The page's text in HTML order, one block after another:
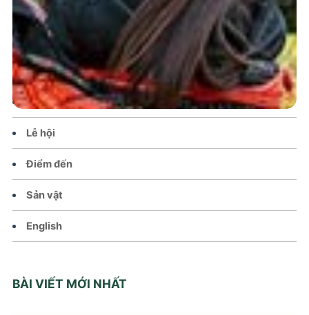
Trang chủ
Tin tức – Sự kiện
Chính sách
Văn hoá – Đời sống
Lễ hội
Điểm đến
Sản vật
English
BÀI VIẾT MỚI NHẤT